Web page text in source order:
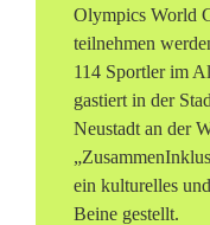
Olympics World
teilnehmen
114 Sportler im
gastiert in der
Neustadt an der
ein kulturelles
Beine gestellt.